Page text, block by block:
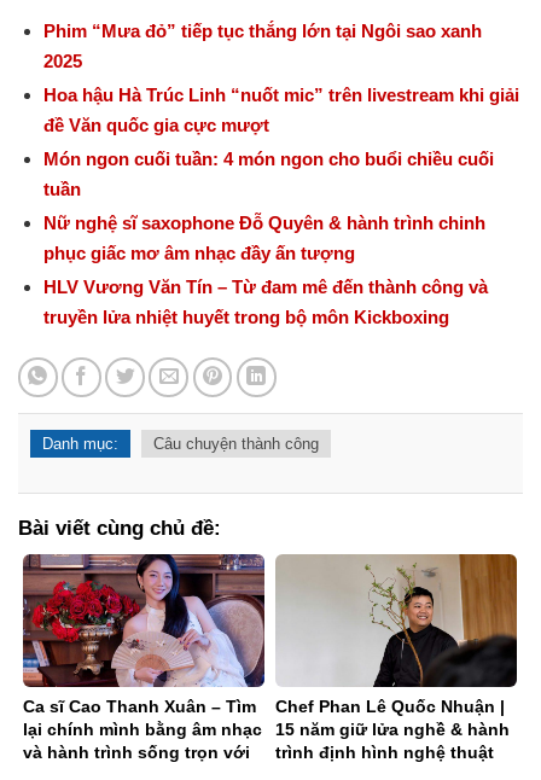
Phim “Mưa đỏ” tiếp tục thắng lớn tại Ngôi sao xanh
2025
Hoa hậu Hà Trúc Linh “nuốt mic” trên livestream khi giải
đề Văn quốc gia cực mượt
Món ngon cuối tuần: 4 món ngon cho buổi chiều cuối
tuần
Nữ nghệ sĩ saxophone Đỗ Quyên & hành trình chinh
phục giấc mơ âm nhạc đầy ấn tượng
HLV Vương Văn Tín – Từ đam mê đến thành công và
truyền lửa nhiệt huyết trong bộ môn Kickboxing
Danh mục: Câu chuyện thành công
Bài viết cùng chủ đề:
Ca sĩ Cao Thanh Xuân – Tìm
lại chính mình bằng âm nhạc
và hành trình sống trọn với
Chef Phan Lê Quốc Nhuận |
15 năm giữ lửa nghề & hành
trình định hình nghệ thuật